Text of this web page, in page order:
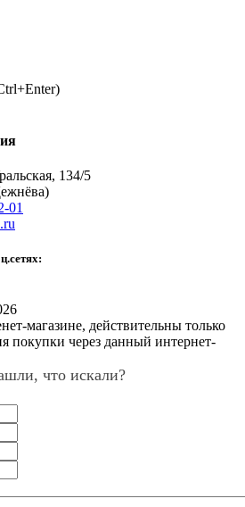
134/5
01
магазине, действительны только
покупки через данный интернет-
что искали?